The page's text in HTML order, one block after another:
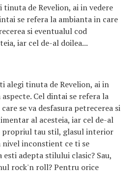
de Revelion, ai in vedere
se refera la ambianta in care
si eventualul cod
iar cel de-al doilea...
alegi tinuta de Revelion, ai in
aspecte. Cel dintai se refera la
se va desfasura petrecerea si
al acesteia, iar cel de-al
propriul tau stil, glasul interior
nivel inconstient ce ti se
esti adepta stilului clasic? Sau,
rock'n roll? Pentru orice